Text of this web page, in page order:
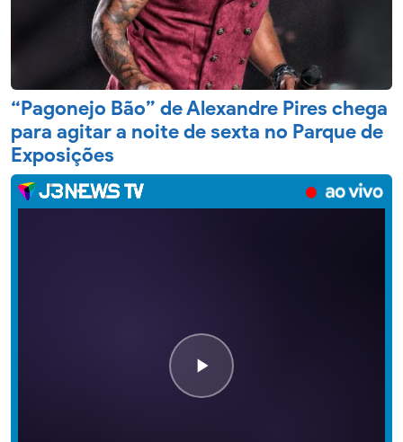
“Pagonejo Bão” de Alexandre Pires chega
para agitar a noite de sexta no Parque de
Exposições